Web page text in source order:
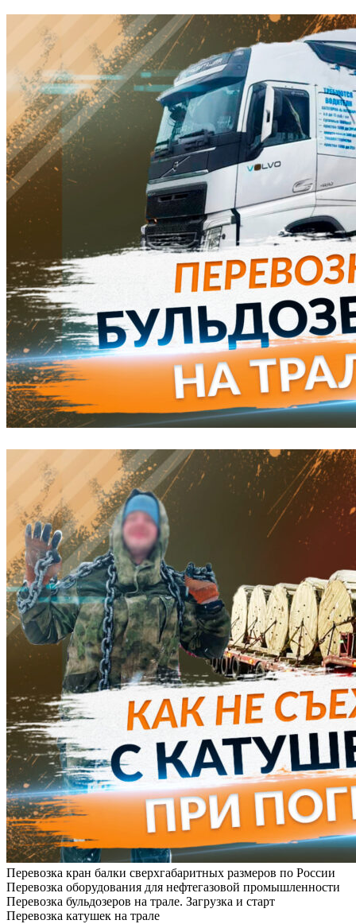
Перевозка кран балки сверхгабаритных размеров по России
Перевозка оборудования для нефтегазовой промышленности
Перевозка бульдозеров на трале. Загрузка и старт
Перевозка катушек на трале